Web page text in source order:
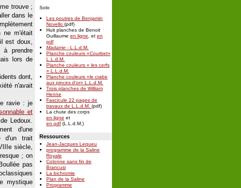
trouve ;
dans le
ne m'était
est doux,
prendre
lors de
dont,
n'avait
ravie : je
et
Ledoux.
d'une
d'un trait
siècle,
; on
pas
mystique
Solo
Les poutres de Benjamin
Novello (pdf)
Huit planches de Benoit
Guillaume en ligne , et en
pdf
Madame - L.L.d.M.
Planche couleurs «Courbet»
L.L.d.M.
Planche couleurs « les cerfs
» L.L.d.M.
Planche couleurs «le crabe
aux pinces d'or» L.L.d.M.
Trois planches de William
Henne
Fascicule 22 pages de
travaux de L.L.d.M. (pdf)
La chute des corps
en ligne et
en pdf (L.L.d.M.)
Ressources
Jean-Jacques Lequeu
programme de la Saline
Royale
Colonne sans fin de
Brancusi
La bichromie
Plan de la Saline
Programme